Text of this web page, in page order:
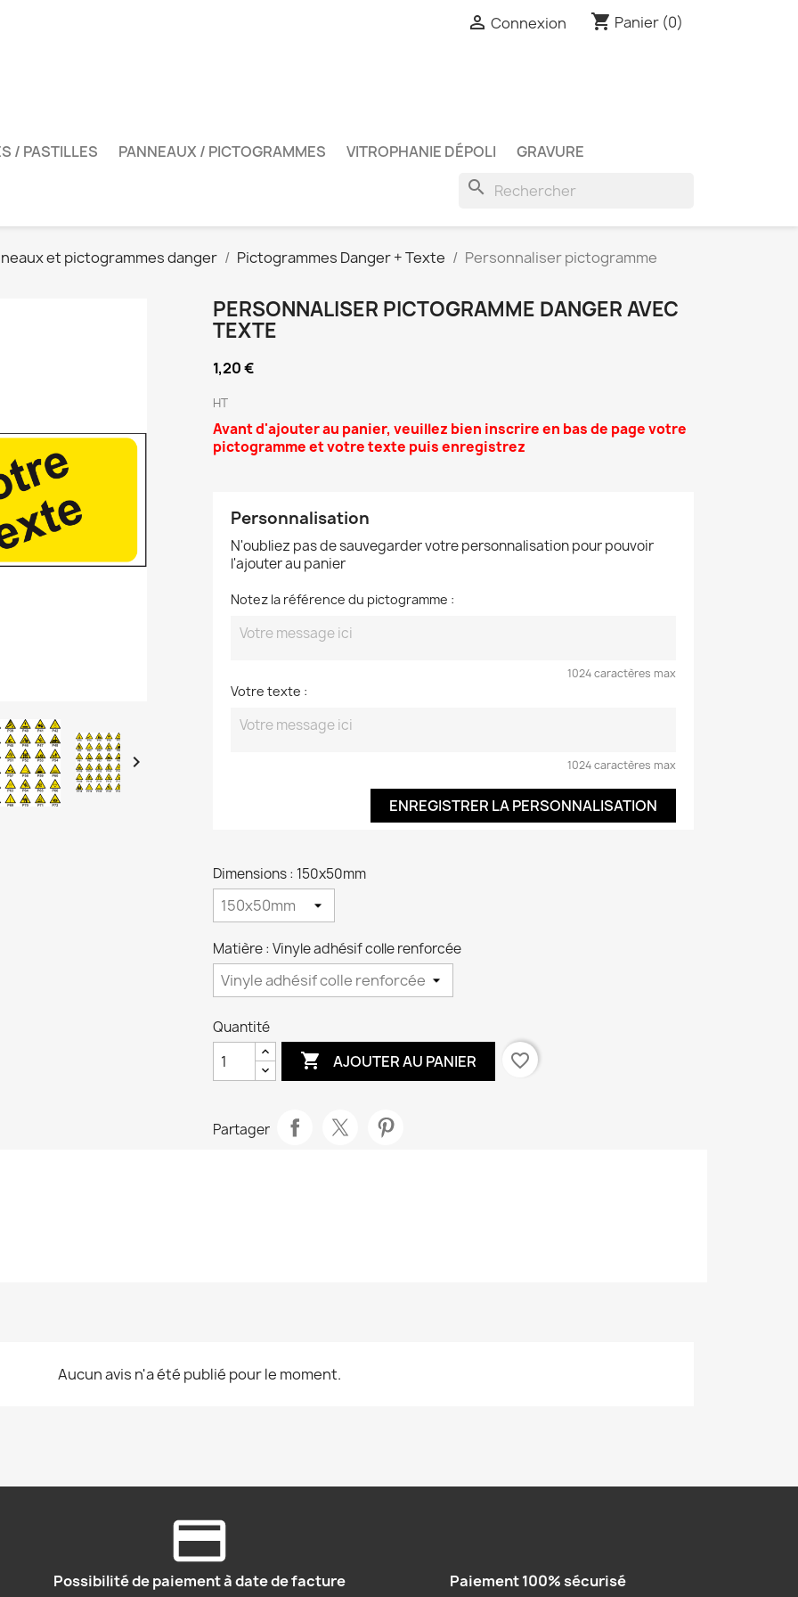
 Connexion shopping_cart Panier (0)
/ PASTILLES PANNEAUX / PICTOGRAMMES VITROPHANIE DÉPOLI GRAVURE
search
et pictogrammes danger Pictogrammes Danger + Texte Personnaliser pictogramme

PERSONNALISER PICTOGRAMME DANGER AVEC
TEXTE
1,20 €
HT
Avant d'ajouter au panier, veuillez bien inscrire en bas de page votre
pictogramme et votre texte puis enregistrez
Personnalisation
N'oubliez pas de sauvegarder votre personnalisation pour pouvoir
l'ajouter au panier
Notez la référence du pictogramme :
1024 caractères max
Votre texte :
1024 caractères max
ENREGISTRER LA PERSONNALISATION
Dimensions : 150x50mm
Matière : Vinyle adhésif colle renforcée
Quantité
 AJOUTER AU PANIER favorite_border
Partager
Aucun avis n'a été publié pour le moment.
Possibilité de paiement à date de facture Paiement 100% sécurisé